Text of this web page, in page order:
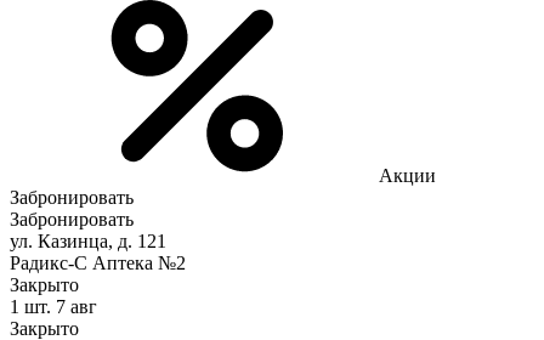
Акции
Забронировать
Забронировать
ул. Казинца, д. 121
Радикс-С Аптека №2
Закрыто
1 шт. 7 авг
Закрыто